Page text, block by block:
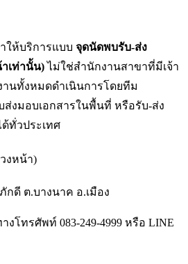
าให้บริการแบบ จุดนัดพบรับ-ส่ง
เท่านั้น) ไม่ใช่สำนักงานสาขาที่มีเจ้า
านทั้งหมดดำเนินการโดยทีม
งมอบเอกสารในพื้นที่ หรือรับ-ส่ง
ทั่วประเทศ
งหน้า)
กดี ต.บางนาค อ.เมือง
โทรศัพท์ 083-249-4999 หรือ LINE